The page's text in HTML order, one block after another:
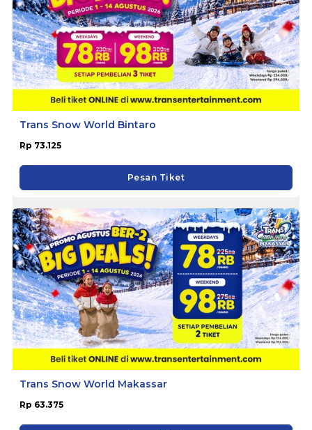
Trans Snow World Bintaro
Rp 73.125
Pesan Tiket
Trans Snow World Makassar
Rp 63.375